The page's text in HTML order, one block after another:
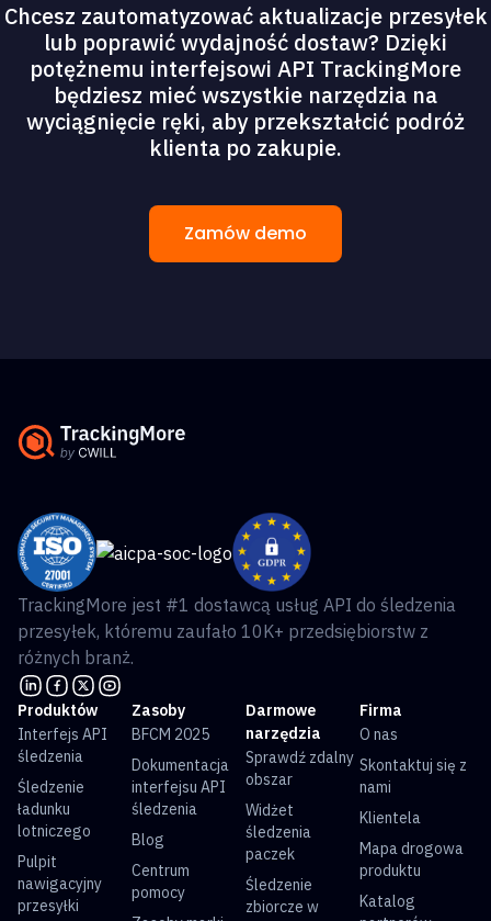
Chcesz zautomatyzować aktualizacje przesyłek
lub poprawić wydajność dostaw? Dzięki
potężnemu interfejsowi API TrackingMore
będziesz mieć wszystkie narzędzia na
wyciągnięcie ręki, aby przekształcić podróż
klienta po zakupie.
Zamów demo
TrackingMore jest #1 dostawcą usług API do śledzenia
przesyłek, któremu zaufało 10K+ przedsiębiorstw z
różnych branż.
Produktów
Interfejs API
śledzenia
Śledzenie
ładunku
lotniczego
Pulpit
nawigacyjny
przesyłki
Zasoby
BFCM 2025
Dokumentacja
interfejsu API
śledzenia
Blog
Centrum
pomocy
Darmowe
narzędzia
Sprawdź zdalny
obszar
Widżet
śledzenia
paczek
Śledzenie
zbiorcze w
Firma
O nas
Skontaktuj się z
nami
Klientela
Mapa drogowa
produktu
Katalog